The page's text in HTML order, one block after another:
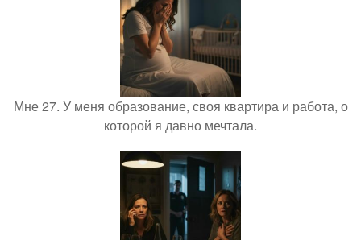
Мне 27. У меня образование, своя квартира и работа, о
которой я давно мечтала.